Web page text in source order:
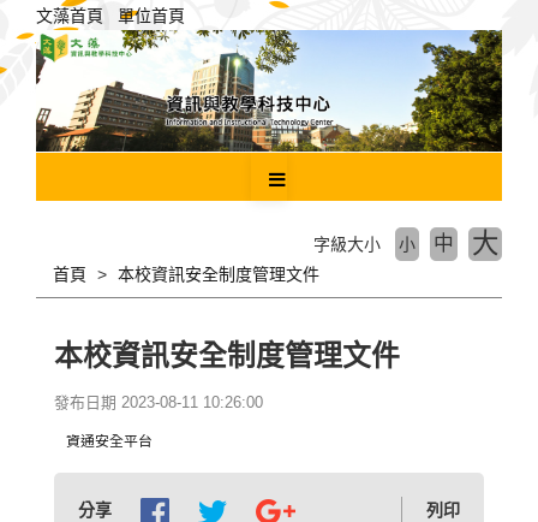
主
文藻首頁 單位首頁
首頁 本校資訊安全制度管理文件
字級大小 小 中 大
本校資訊安全制度管理文件
發布日期 2023-08-11 10:26:00
資通安全平台
分享 列印